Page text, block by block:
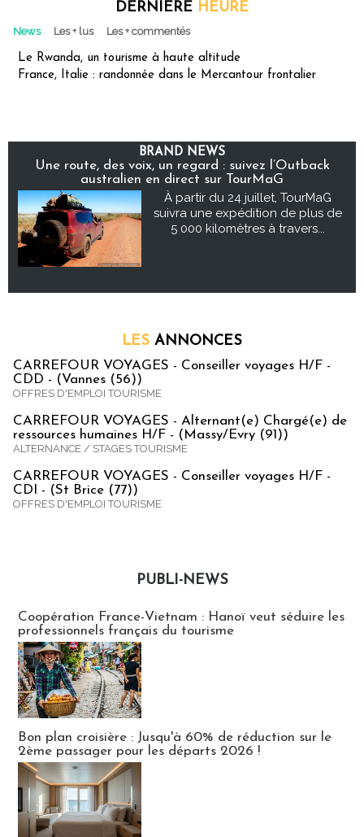
DERNIÈRE HEURE
News Les + lus Les + commentés
Le Rwanda, un tourisme à haute altitude
France, Italie : randonnée dans le Mercantour frontalier
BRAND NEWS
Une route, des voix, un regard : suivez l’Outback
australien en direct sur TourMaG
À partir du 24 juillet, TourMaG
suivra une expédition de plus de
5 000 kilomètres à travers...
LES ANNONCES
CARREFOUR VOYAGES - Conseiller voyages H/F -
CDD - (Vannes (56))
OFFRES D'EMPLOI TOURISME
CARREFOUR VOYAGES - Alternant(e) Chargé(e) de
ressources humaines H/F - (Massy/Evry (91))
ALTERNANCE / STAGES TOURISME
CARREFOUR VOYAGES - Conseiller voyages H/F -
CDI - (St Brice (77))
OFFRES D'EMPLOI TOURISME
PUBLI-NEWS
Coopération France-Vietnam : Hanoï veut séduire les
professionnels français du tourisme
Bon plan croisière : Jusqu'à 60% de réduction sur le
2ème passager pour les départs 2026 !